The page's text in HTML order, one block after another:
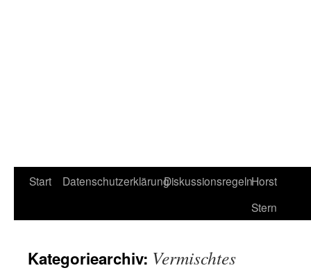
Start DatenschutzerklärungDiskussionsregelnHorst
Stern
Kategoriearchiv: Vermischtes